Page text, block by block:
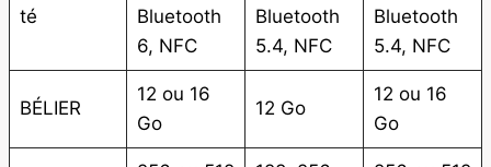
té
Bluetooth
6, NFC
Bluetooth
5.4, NFC
Bluetooth
5.4, NFC
BÉLIER
12 ou 16
Go
12 Go
12 ou 16
Go